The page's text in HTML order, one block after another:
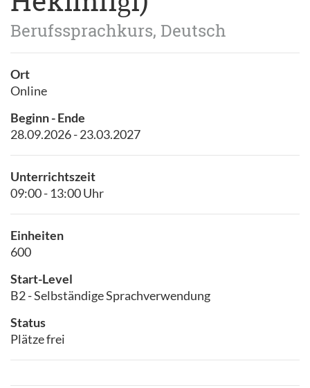
Berufssprachkurs, Deutsch
Ort
Online
Beginn - Ende
28.09.2026 - 23.03.2027
Unterrichtszeit
09:00 - 13:00 Uhr
Einheiten
600
Start-Level
B2 - Selbständige Sprachverwendung
Status
Plätze frei